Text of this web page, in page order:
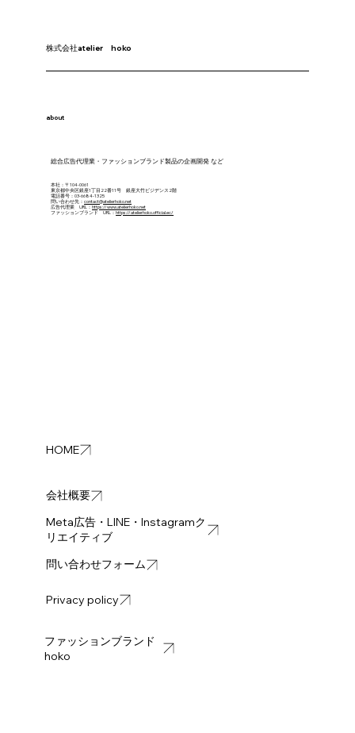
株式会社atelier hoko
about
総合広告代理業・ファッションブランド製品の企画開発 など
本社：〒104-0061
東京都中央区銀座1丁目22番11号 銀座大竹ビジデンス2階
電話番号：03-6684-1325
問い合わせ先：contact@atelierhoko.net
広告代理業 URL：https://www.atelierhoko.net
​ファッションブランド URL：https://atelierhoko.official.ec/
HOME
会社概要
Meta広告・LINE・Instagramク
リエイティブ
問い合わせフォーム
Privacy policy
ファッションブランド
hoko